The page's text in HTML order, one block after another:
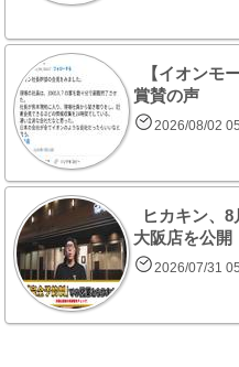
【イオンモ
賞賛の声
2026/08/02
ヒカキン、8
大阪店を公
2026/07/31